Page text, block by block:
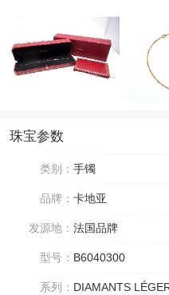
珠宝参数
类别： 手镯
品牌： 卡地亚
发源地： 法国品牌
型号： B6040300
系列： DIAMANTS